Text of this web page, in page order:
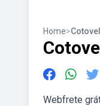
Home>
Webfrete